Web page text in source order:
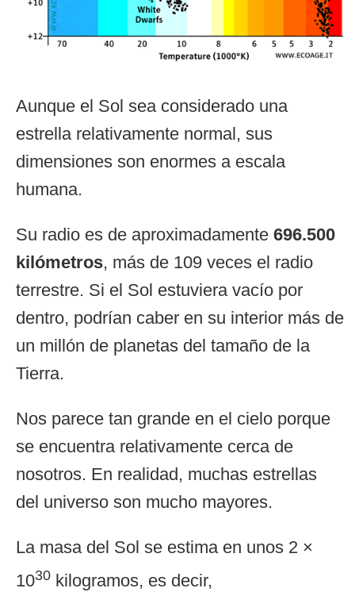
Aunque el Sol sea considerado una
estrella relativamente normal, sus
dimensiones son enormes a escala
humana.
Su radio es de aproximadamente 696.500
kilómetros, más de 109 veces el radio
terrestre. Si el Sol estuviera vacío por
dentro, podrían caber en su interior más de
un millón de planetas del tamaño de la
Tierra.
Nos parece tan grande en el cielo porque
se encuentra relativamente cerca de
nosotros. En realidad, muchas estrellas
del universo son mucho mayores.
La masa del Sol se estima en unos 2 ×
1030 kilogramos, es decir,